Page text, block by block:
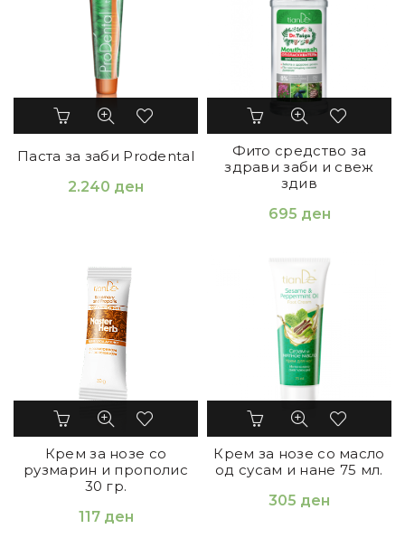
Паста за заби Prodental
2.240 ден
Фито средство за
здрави заби и свеж
здив
695 ден
Крем за нозе со
рузмарин и прополис
30 гр.
117 ден
Крем за нозе со масло
од сусам и нане 75 мл.
305 ден